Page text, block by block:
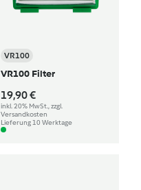
VR100
VR100 Filter
19,90 €
inkl. 20% MwSt., zzgl.
Versandkosten
Lieferung 10 Werktage